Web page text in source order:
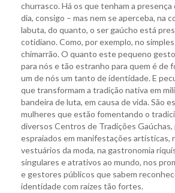
churrasco. Há os que tenham a
dia, consigo – mas nem se aperceba, na
labuta, do quanto, o ser gaúcho está
cotidiano. Como, por exemplo, no
chimarrão. O quanto este pequeno
para nós e tão estranho para quem é de
um de nós um tanto de identidade. E
que transformam a tradição nativa em
bandeira de luta, em causa de vida. São
mulheres que estão fomentando o
diversos Centros de Tradições
espraiados em manifestações artísticas,
vestuários da moda, na gastronomia
singulares e atrativos ao mundo, nos
e gestores públicos que sabem
identidade com raízes tão fortes.